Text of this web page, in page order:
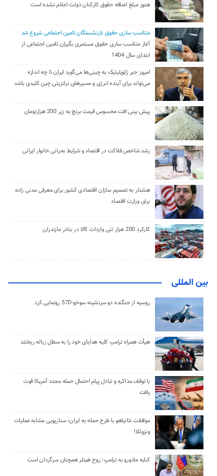
هنوز مبلغ اضافه حقوق کارکنان دولت اعلام نشده است
متناسب سازی حقوق بازنشستگان تامین اجتماعی شروع شد
آغاز متناسب سازی حقوق مستمری بگیران تامین اجتماعی از
ابتدای سال 1404
امروز جبر ژئوپلیتیک به چینی‌ها می‌گوید ایران تا چه اندازه
می‌تواند برای آینده انرژی و مسیرهای ترانزیتی چین کلیدی باشد
پیش بینی افت محسوس قیمت برنج به زیر 200 هزارتومان
رشد شاخص فلاکت در اقتصاد و شرایط بحرانی خانوار ایرانی
هشدار به تصمیم سازان اقتصادی کشور برای معرفی مدنی زاده
برای وزارت اقتصاد
کارکرد 200 هزار تنی واردات کالا در بنادر مازندران
بین المللی
روسیه از جنگنده دو سرنشینه سوخو-57D رونمایی کرد
هیأت همراه ترامپ کلیه هدایای خود را به سطل زباله ریختند
با توقف مذاکره و تبادل پیام احتمال حمله مجدد آمریکا قوت
یافت
موافقت نتانیاهو با طرح حمله به ایران؛ سناریویی مشابه عملیات
ونزوئلا!
کنایه مادورو به ترامپ: روح هیتلر همچنان سرگردان است